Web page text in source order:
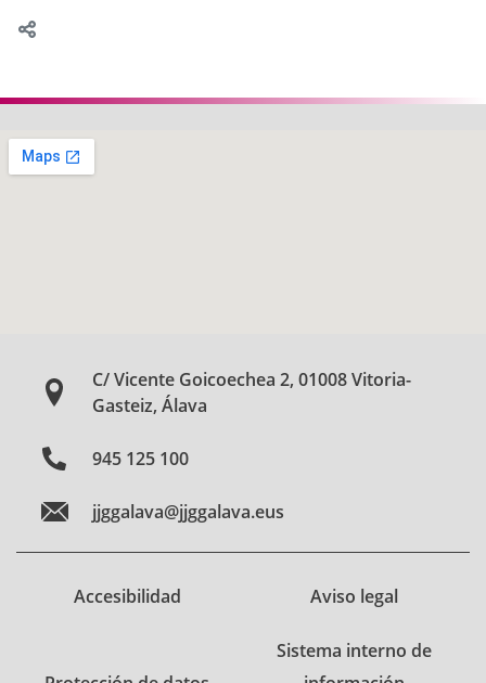
C/ Vicente Goicoechea 2, 01008 Vitoria-
Gasteiz, Álava
945 125 100
jjggalava@jjggalava.eus
Accesibilidad Aviso legal
Sistema interno de